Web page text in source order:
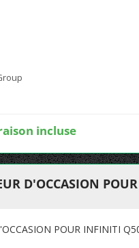
incluse
D'OCCASION
POUR INFINITI